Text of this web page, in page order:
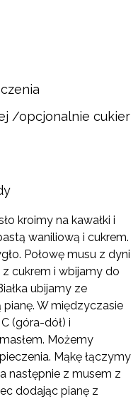
/opcjonalnie cukier
kroimy na kawałki i
waniliową i cukrem.
Połowę musu z dyni
cukrem i wbijamy do
ubijamy ze
W międzyczasie
(góra-dół) i
Możemy
Mąkę łączymy
następnie z musem z
dodając pianę z